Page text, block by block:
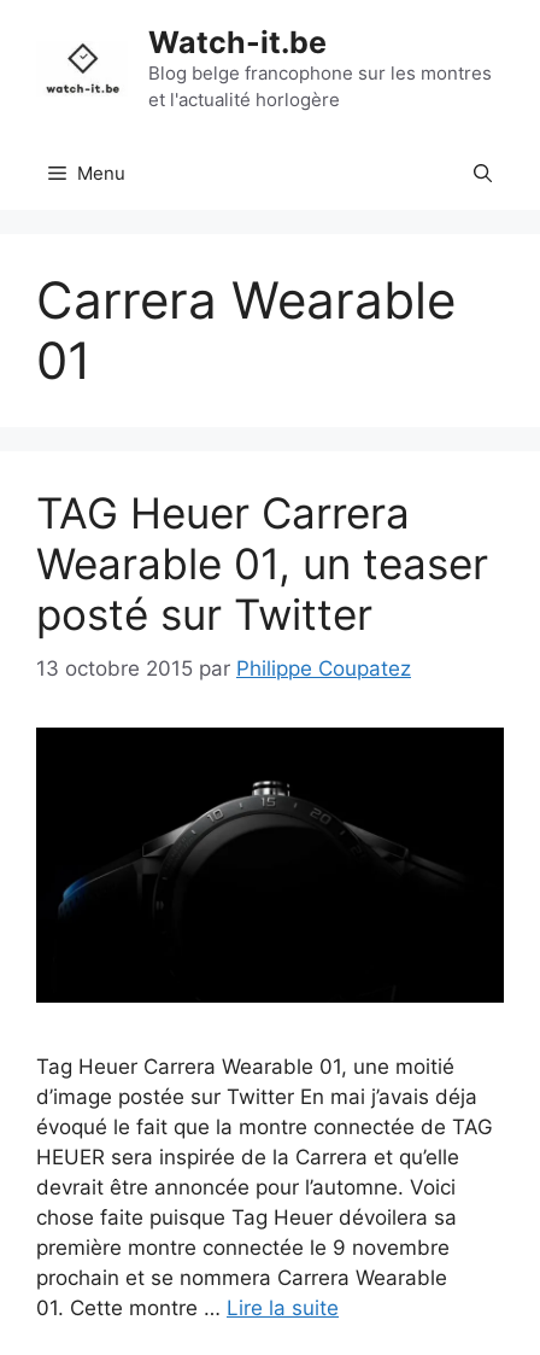
contenu
Watch-it.be
Blog belge francophone sur les montres
et l'actualité horlogère
Menu
Carrera Wearable
01
TAG Heuer Carrera
Wearable 01, un teaser
posté sur Twitter
13 octobre 2015 par Philippe Coupatez
Tag Heuer Carrera Wearable 01, une moitié
d’image postée sur Twitter En mai j’avais déja
évoqué le fait que la montre connectée de TAG
HEUER sera inspirée de la Carrera et qu’elle
devrait être annoncée pour l’automne. Voici
chose faite puisque Tag Heuer dévoilera sa
première montre connectée le 9 novembre
prochain et se nommera Carrera Wearable
01. Cette montre … Lire la suite